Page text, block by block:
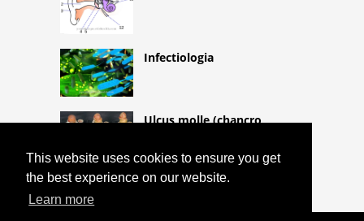
This website uses cookies to ensure you get
the best experience on our website.
Learn more
Infectiologia
Ulcus molle (chancro